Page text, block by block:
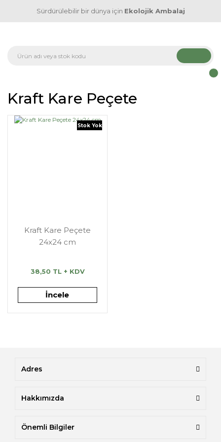
Sürdürülebilir bir dünya için Ekolojik Ambalaj
Kraft Kare Peçete
Stok Yok
Kraft Kare Peçete
24x24 cm
38,50 TL + KDV
İncele
Adres
Hakkımızda
Önemli Bilgiler